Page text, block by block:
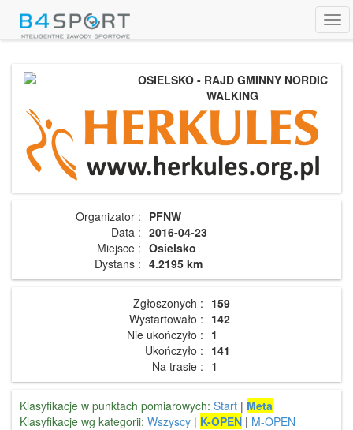
OSIELSKO - RAJD GMINNY NORDIC
WALKING
Organizator : PFNW
Data : 2016-04-23
Miejsce : Osielsko
Dystans : 4.2195 km
Zgłoszonych : 159
Wystartowało : 142
Nie ukończyło : 1
Ukończyło : 141
Na trasie : 1
Klasyfikacje w punktach pomiarowych: Start | Meta
Klasyfikacje wg kategorii: Wszyscy | K-OPEN | M-OPEN